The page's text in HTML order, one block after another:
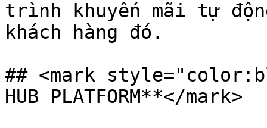
trình khuyến mãi tự
khách hàng đó.
## <mark
HUB PLATFORM**</mark>